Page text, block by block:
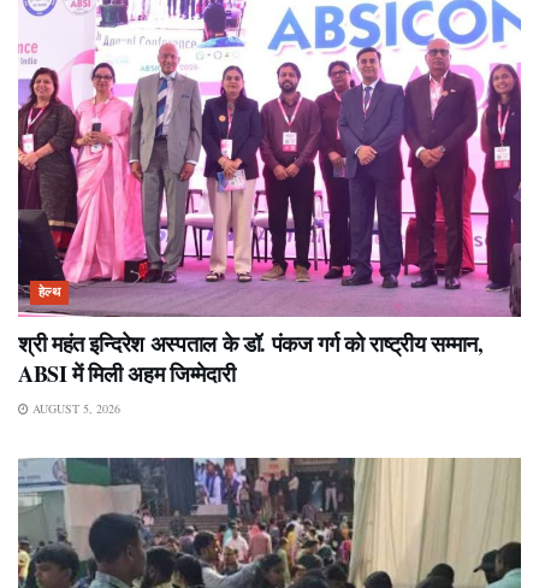
हेल्थ
श्री महंत इन्दिरेश अस्पताल के डॉ. पंकज गर्ग को राष्ट्रीय सम्मान,
ABSI में मिली अहम जिम्मेदारी
AUGUST 5, 2026